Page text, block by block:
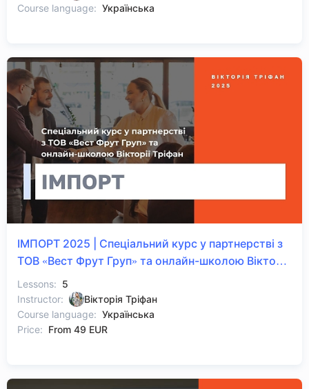
Course language: Українська
ІМПОРТ 2025 | Спеціальний курс у партнерстві з
ТОВ «Вест Фрут Груп» та онлайн-школою Вікторії
Тріфан
Lessons: 5
Instructor:
Вікторія Тріфан
Course language: Українська
Price: From 49 EUR